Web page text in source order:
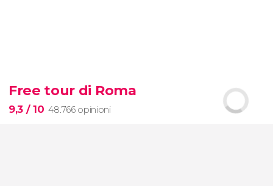
Toledo e Segovia
la Città delle Tre Culture
l'acquedotto romano
Free tour di Roma
9,3 / 10 48.766 opinioni